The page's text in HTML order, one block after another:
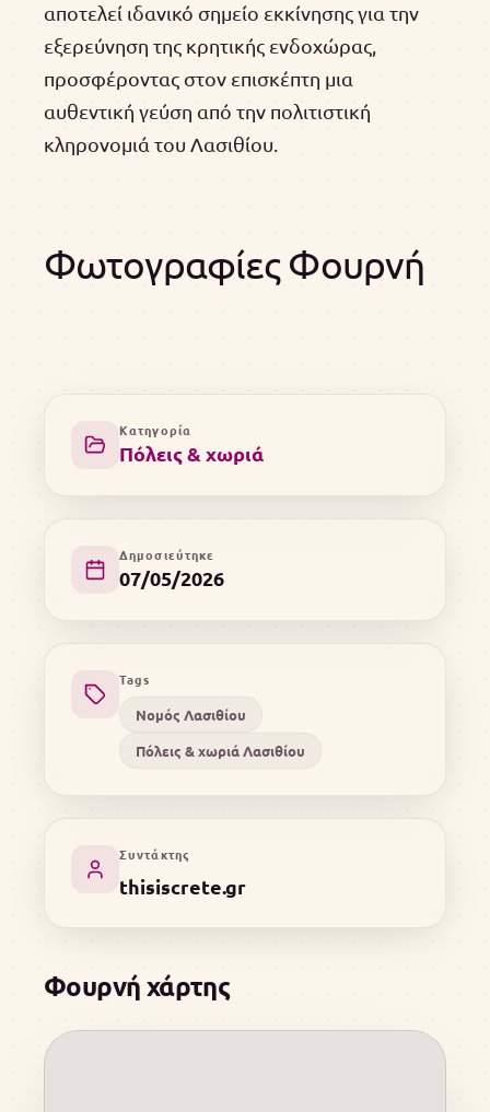
αποτελεί ιδανικό σημείο εκκίνησης για την
εξερεύνηση της κρητικής ενδοχώρας,
προσφέροντας στον επισκέπτη μια
αυθεντική γεύση από την πολιτιστική
κληρονομιά του Λασιθίου.
Φωτογραφίες Φουρνή
Κατηγορία
Πόλεις & χωριά
Δημοσιεύτηκε
07/05/2026
Tags
Νομός Λασιθίου
Πόλεις & χωριά Λασιθίου
Συντάκτης
thisiscrete.gr
Φουρνή χάρτης